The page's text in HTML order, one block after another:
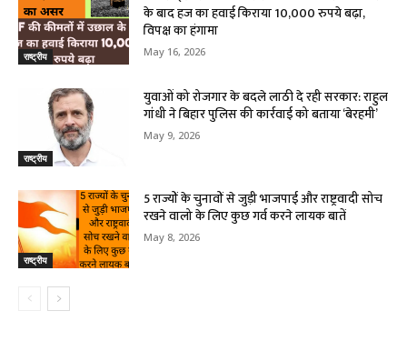
राष्ट्रीय
के बाद हज का हवाई किराया 10,000 रुपये बढ़ा,
विपक्ष का हंगामा
May 16, 2026
राष्ट्रीय
युवाओं को रोजगार के बदले लाठी दे रही सरकार: राहुल
गांधी ने बिहार पुलिस की कार्रवाई को बताया ‘बेरहमी’
May 9, 2026
राष्ट्रीय
5 राज्यों के चुनावों से जुड़ी भाजपाई और राष्ट्रवादी सोच
रखने वालो के लिए कुछ गर्व करने लायक बातें
May 8, 2026